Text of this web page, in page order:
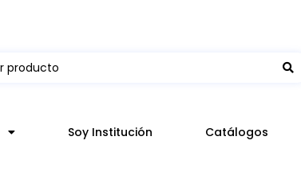
Soy Institución Catálogos